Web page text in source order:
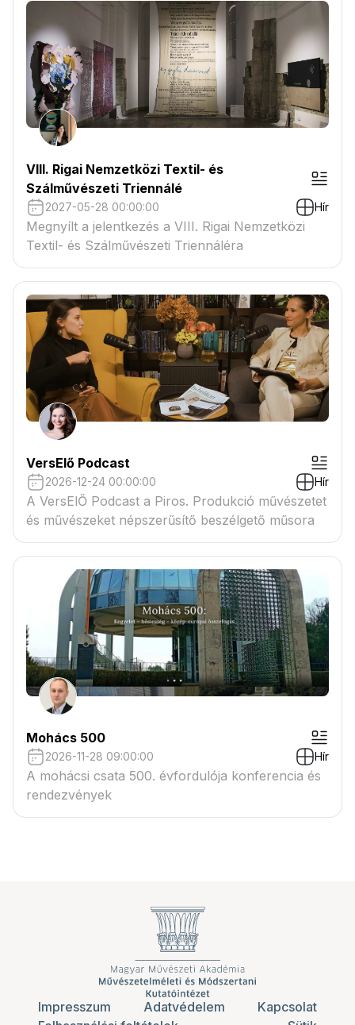
VIII. Rigai Nemzetközi Textil- és
Szálművészeti Triennálé
2027-05-28 00:00:00 Hír
Megnyílt a jelentkezés a VIII. Rigai Nemzetközi
Textil- és Szálművészeti Triennáléra
VersElő Podcast
2026-12-24 00:00:00 Hír
A VersElŐ Podcast a Piros. Produkció művészetet
és művészeket népszerűsítő beszélgető műsora
Mohács 500
2026-11-28 09:00:00 Hír
A mohácsi csata 500. évfordulója konferencia és
rendezvények
Impresszum Adatvédelem
Kapcsolat